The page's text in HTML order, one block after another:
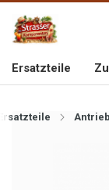
IMPORTEUR VON
Ersatzteile
Antrieb